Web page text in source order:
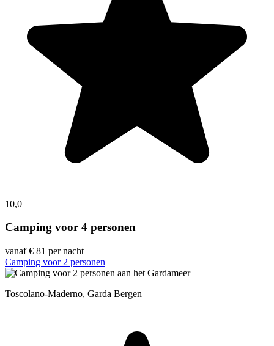
10,0
Camping voor 4 personen
vanaf € 81 per nacht
Camping voor 2 personen
Toscolano-Maderno, Garda Bergen